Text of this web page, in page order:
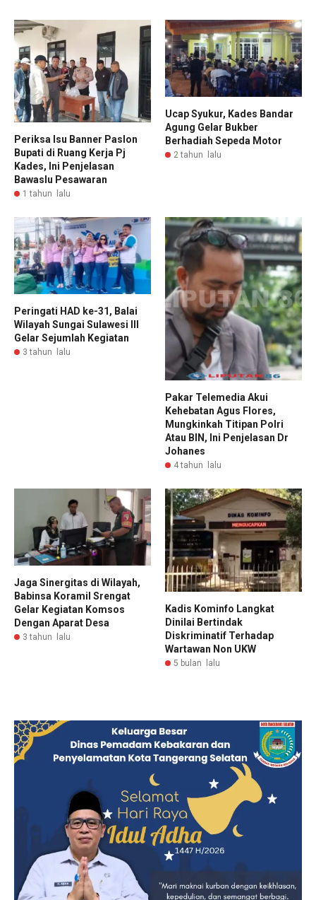
Periksa Isu Banner Paslon
Bupati di Ruang Kerja Pj
Kades, Ini Penjelasan
Bawaslu Pesawaran
1 tahun lalu
Ucap Syukur, Kades Bandar
Agung Gelar Bukber
Berhadiah Sepeda Motor
2 tahun lalu
Peringati HAD ke-31, Balai
Wilayah Sungai Sulawesi III
Gelar Sejumlah Kegiatan
3 tahun lalu
Pakar Telemedia Akui
Kehebatan Agus Flores,
Mungkinkah Titipan Polri
Atau BIN, Ini Penjelasan Dr
Johanes
4 tahun lalu
Jaga Sinergitas di Wilayah,
Babinsa Koramil Srengat
Gelar Kegiatan Komsos
Dengan Aparat Desa
3 tahun lalu
Kadis Kominfo Langkat
Dinilai Bertindak
Diskriminatif Terhadap
Wartawan Non UKW
5 bulan lalu